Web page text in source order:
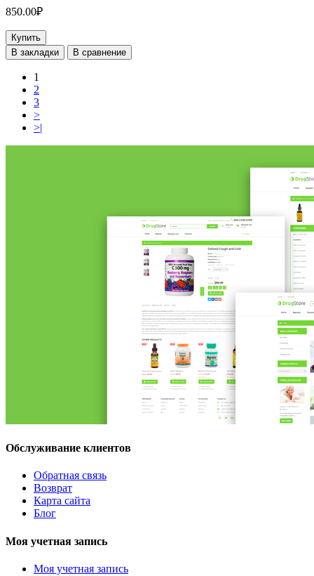
850.00₽
Купить
В закладки
В сравнение
1
2
3
>
>|
Обслуживание клиентов
Обратная связь
Возврат
Карта сайта
Блог
Моя учетная запись
Моя учетная запись